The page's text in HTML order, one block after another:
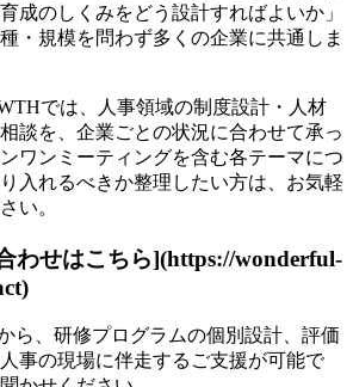
成のしくみをどう設計すればよいか」
・規模を問わず多くの企業に共通しま
では、人事領域の制度設計・人材
談を、企業ごとの状況に合わせて承っ
ワンミーティングを含む各テーマにつ
入れるべきか整理したい方は、お気軽
い。
わせはこちら](https://wonderful-
ら、研修プログラムの個別設計、評価
事の現場に伴走するご支援が可能で